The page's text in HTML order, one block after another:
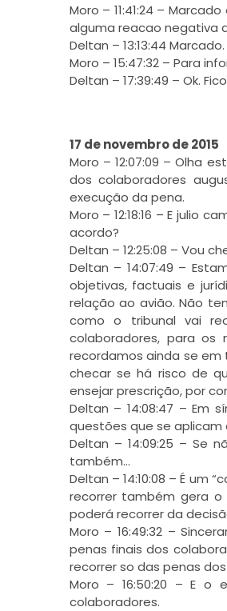
Moro – 11:41:24 –
alguma reacao negativa
Deltan – 13:13:44
Moro – 15:47:32 – Para
Deltan – 17:39:49 – Ok.
17 de novembro de 2015
Moro – 12:07:09 – Olha
dos colaboradores
execução da pena.
Moro – 12:18:16 – E julio
acordo?
Deltan – 12:25:08 – Vou
Deltan – 14:07:49 –
objetivas, factuais e
relação ao avião. Não
como o tribunal vai
colaboradores, para
recordamos ainda se
checar se há risco de
ensejar prescrição, por
Deltan – 14:08:47 – Em
questões que se aplicam
Deltan – 14:09:25 – Se
também…
Deltan – 14:10:08 – É um
recorrer também gera
poderá recorrer da
Moro – 16:49:32 –
penas finais dos
recorrer so das penas
Moro – 16:50:20 – E o
colaboradores.